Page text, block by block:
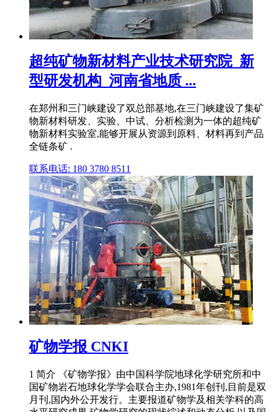
超纯矿物新材料产业技术研究院_新
型研发机构_河南省地质 ...
在郑州和三门峡建设了双总部基地,在三门峡建设了集矿
物新材料研发、实验、中试、分析检测为一体的超纯矿
物新材料实验室,能够开展从资源到原料、材料再到产品
全链条矿 .
联系电话: 180 3780 8511
矿物学报 CNKI
1 简介 《矿物学报》由中国科学院地球化学研究所和中
国矿物岩石地球化学学会联合主办,1981年创刊,目前是双
月刊,国内外公开发行。主要报道矿物学及相关学科的高